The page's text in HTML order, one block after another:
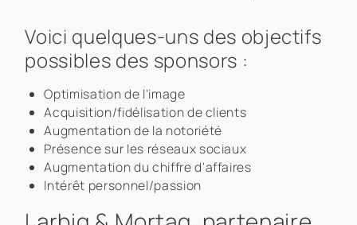
Voici quelques-uns des objectifs
possibles des sponsors :
Optimisation de l'image
Acquisition/fidélisation de clients
Augmentation de la notoriété
Présence sur les réseaux sociaux
Augmentation du chiffre d'affaires
Intérêt personnel/passion